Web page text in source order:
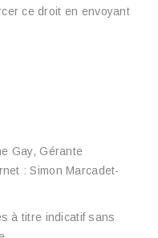
ce droit en envoyant
Gay, Gérante
: Simon Marcadet-
à titre indicatif sans